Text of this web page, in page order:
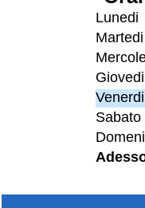
Lunedi
Martedi
Giovedi
Venerdi
Sabato